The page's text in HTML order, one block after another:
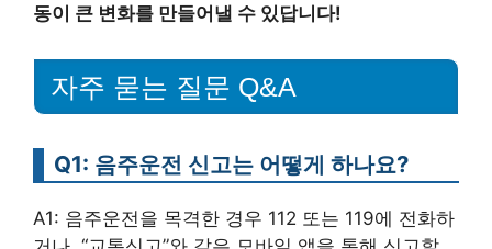
동이 큰 변화를 만들어낼 수 있답니다!
자주 묻는 질문 Q&A
Q1: 음주운전 신고는 어떻게 하나요?
A1: 음주운전을 목격한 경우 112 또는 119에 전화하